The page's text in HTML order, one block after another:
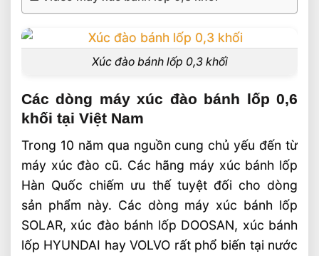
Xúc đào bánh lốp 0,3 khối
Các dòng máy xúc đào bánh lốp 0,6
khối tại Việt Nam
Trong 10 năm qua nguồn cung chủ yếu đến từ
máy xúc đào cũ. Các hãng máy xúc bánh lốp
Hàn Quốc chiếm ưu thế tuyệt đối cho dòng
sản phẩm này. Các dòng máy xúc bánh lốp
SOLAR, xúc đào bánh lốp DOOSAN, xúc bánh
lốp HYUNDAI hay VOLVO rất phổ biến tại nước